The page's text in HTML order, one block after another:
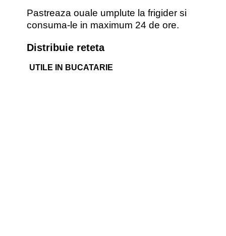
Pastreaza ouale umplute la frigider si
consuma-le in maximum 24 de ore.
Distribuie reteta
UTILE IN BUCATARIE